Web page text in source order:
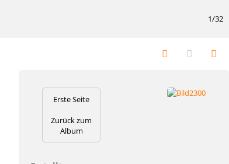
1/32
Erste Seite
Zurück zum
Album